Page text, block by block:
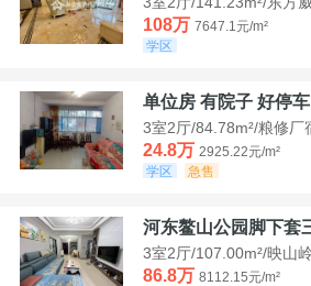
108万 7647.1元/m²
学区
单位房 有院子 好停车
3室2厅/84.78m²/粮修厂
24.8万 2925.22元/m²
学区
急售
河东鳌山公园脚下套
3室2厅/107.00m²/映山
86.8万 8112.15元/m²